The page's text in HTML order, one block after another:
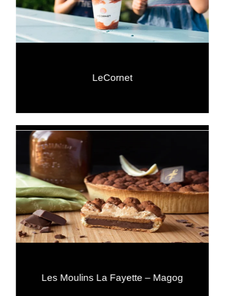
LeCornet
Les Moulins La Fayette – Magog